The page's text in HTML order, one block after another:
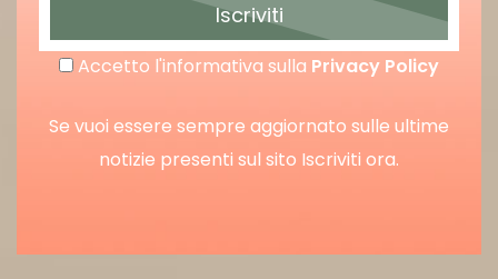
Iscriviti
Accetto l'informativa sulla Privacy Policy
Se vuoi essere sempre aggiornato sulle ultime
notizie presenti sul sito Iscriviti ora.